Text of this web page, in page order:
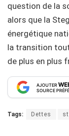
question de la
alors que la
énergétique
la transition
de plus en plus
AJOUTER
SOURCE
Tags: Dettes